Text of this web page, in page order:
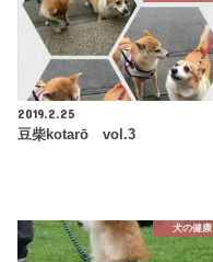
2019.2.25
豆柴kotarō vol.3
犬の健康